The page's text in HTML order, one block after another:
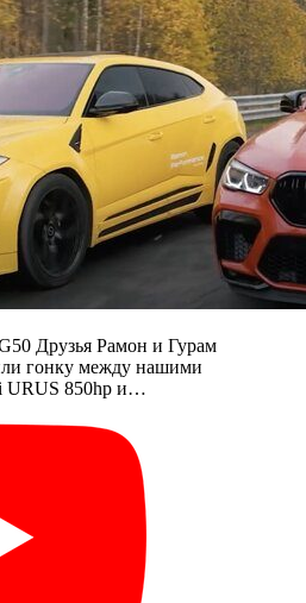
Друзья Рамон и Гурам
гонку между нашими
URUS 850hp и…